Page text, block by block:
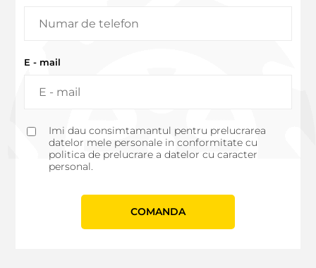
E - mail
Imi dau consimtamantul pentru prelucrarea
datelor mele personale in conformitate cu
politica de prelucrare a datelor cu caracter
personal.
СOMANDA